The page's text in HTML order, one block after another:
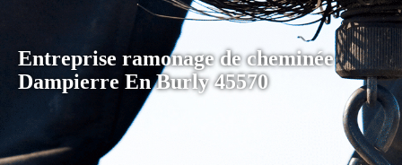
Entreprise ramonage de cheminée
Dampierre En Burly 45570